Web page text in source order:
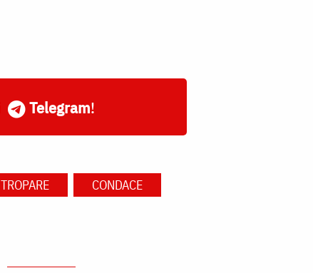
Telegram!
TROPARE CONDACE